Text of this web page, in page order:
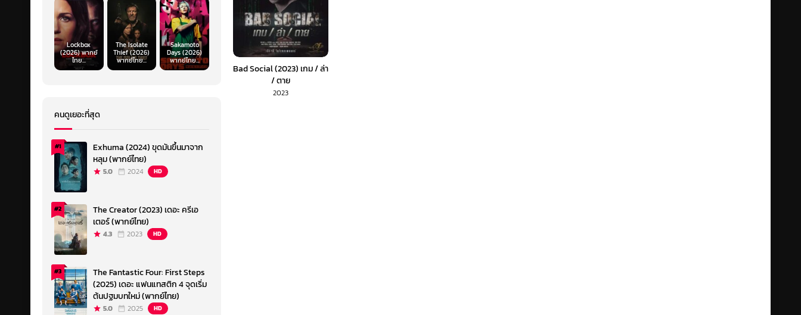
Bad Social (2023) เกม / ล่า
/ ตาย
2023
Lockbox
(2026) พากย์
ไทย...
The Isolate
Thief (2026)
พากย์ไทย...
Sakamoto
Days (2026)
พากย์ไทย...
คนดูเยอะที่สุด
#1
Exhuma (2024) ขุดมันขึ้นมาจาก
หลุม (พากย์ไทย)
5.0 2024 HD
#2
The Creator (2023) เดอะ ครีเอ
เตอร์ (พากย์ไทย)
4.3 2023 HD
#3
The Fantastic Four: First Steps
(2025) เดอะ แฟนแทสติก 4 จุดเริ่ม
ต้นปฐมบทใหม่ (พากย์ไทย)
5.0 2025 HD